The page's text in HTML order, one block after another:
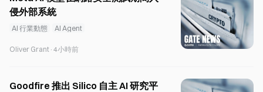
侵外部系統
AI 行業動態 AI Agent
Oliver Grant · 4小時前
Goodfire 推出 Silico 自主 AI 研究平